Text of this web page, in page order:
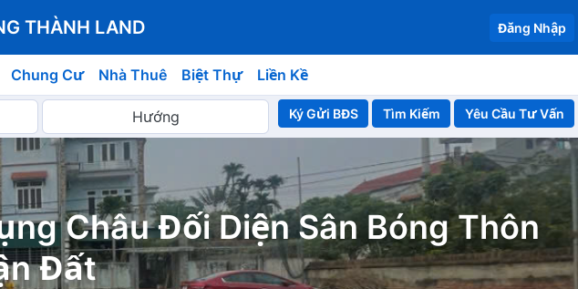
THÀNH LAND Đăng Nhập
Chung Cư Nhà Thuê Biệt Thự Liền Kề
Ký Gửi BĐS Yêu Cầu Tư Vấn
Châu Đối Diện Sân Bóng Thôn
Đất